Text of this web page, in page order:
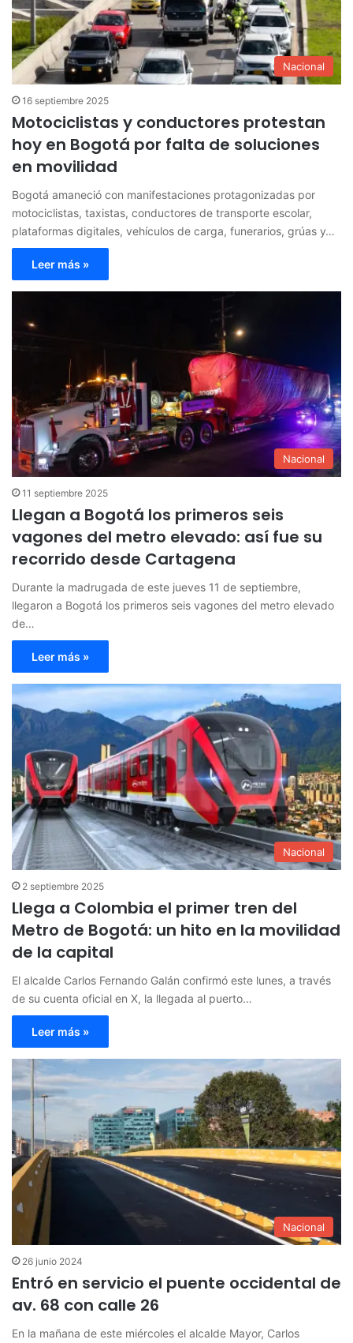
Nacional
16 septiembre 2025
Motociclistas y conductores protestan
hoy en Bogotá por falta de soluciones
en movilidad
Bogotá amaneció con manifestaciones protagonizadas por
motociclistas, taxistas, conductores de transporte escolar,
plataformas digitales, vehículos de carga, funerarios, grúas y…
Leer más »
Nacional
11 septiembre 2025
Llegan a Bogotá los primeros seis
vagones del metro elevado: así fue su
recorrido desde Cartagena
Durante la madrugada de este jueves 11 de septiembre,
llegaron a Bogotá los primeros seis vagones del metro elevado
de…
Leer más »
Nacional
2 septiembre 2025
Llega a Colombia el primer tren del
Metro de Bogotá: un hito en la movilidad
de la capital
El alcalde Carlos Fernando Galán confirmó este lunes, a través
de su cuenta oficial en X, la llegada al puerto…
Leer más »
Nacional
26 junio 2024
Entró en servicio el puente occidental de
av. 68 con calle 26
En la mañana de este miércoles el alcalde Mayor, Carlos